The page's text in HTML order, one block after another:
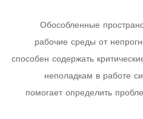
Обособленные
рабочие среды от
способен содержать
неполадкам в работе
помогает определить